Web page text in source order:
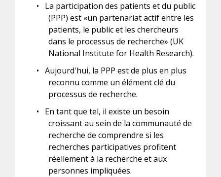
•
La participation des patients et du public
(PPP) est «un partenariat actif entre les
patients, le public et les chercheurs
dans le processus de recherche» (UK
National Institute for Health Research).
• Aujourd'hui, la PPP est de plus en plus
reconnu comme un élément clé du
processus de recherche.
•
En tant que tel, il existe un besoin
croissant au sein de la communauté de
recherche de comprendre si les
recherches participatives profitent
réellement à la recherche et aux
personnes impliquées.